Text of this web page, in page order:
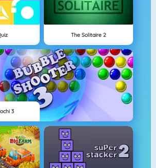
The Solitaire 2
3